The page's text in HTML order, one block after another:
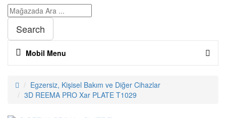
Search
Mobil Menu
Egzersiz, Kişisel Bakım ve Diğer Cihazlar
3D REEMA PRO Xar PLATE T1029